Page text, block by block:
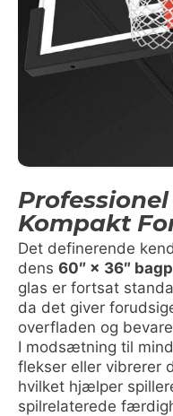
Kompakt
Det definerende
dens 60″ × 36″
glas er fortsat
da det giver
overfladen og
I modsætning til
flekser eller vibrerer
hvilket hjælper
spilrelaterede